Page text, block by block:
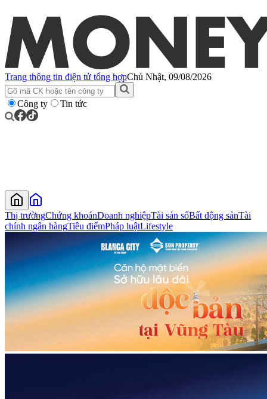
Trang thông tin điện tử tổng hợpChủ Nhật, 09/08/2026
Công ty Tin tức
Thị trườngChứng khoánDoanh nghiệpTài sản sốBất động sảnTài
chính ngân hàngTiêu điểmPháp luậtLifestyle